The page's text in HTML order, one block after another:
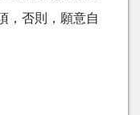
，否則，願意自